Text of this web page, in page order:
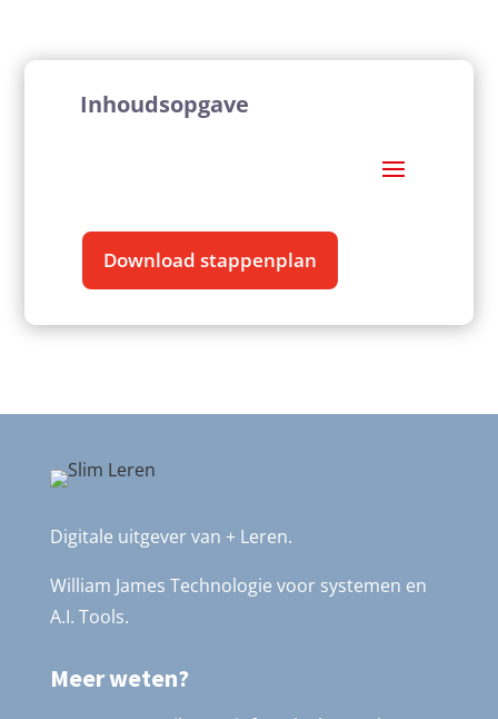
Inhoudsopgave
Download stappenplan
Digitale uitgever van + Leren.
William James Technologie voor systemen en
A.I. Tools.
Meer weten?